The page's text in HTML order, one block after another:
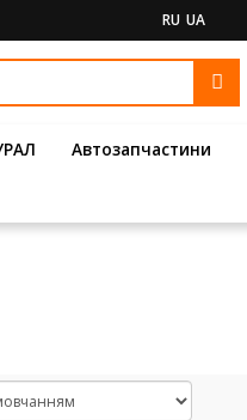
RU UA
Автозапчастини